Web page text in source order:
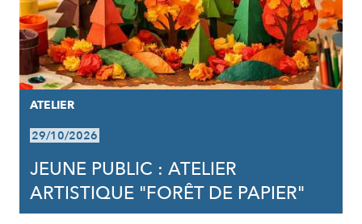
ATELIER
29/10/2026
JEUNE PUBLIC : ATELIER
ARTISTIQUE "FORÊT DE PAPIER"